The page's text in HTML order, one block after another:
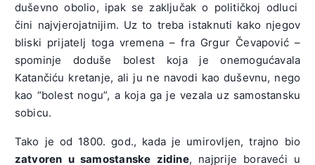
duševno obolio, ipak se zaključak o političkoj odluci
čini najvjerojatnijim. Uz to treba istaknuti kako njegov
bliski prijatelj toga vremena – fra Grgur Čevapović –
spominje doduše bolest koja je onemogućavala
Katančiću kretanje, ali ju ne navodi kao duševnu, nego
kao “bolest nogu”, a koja ga je vezala uz samostansku
sobicu.
Tako je od 1800. god., kada je umirovljen, trajno bio
zatvoren u samostanske zidine, najprije boraveći u